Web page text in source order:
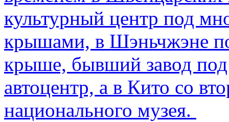
культурный центр под
крышами, в Шэньчжэне
крыше, бывший завод
автоцентр, а в Кито со
национального музея.